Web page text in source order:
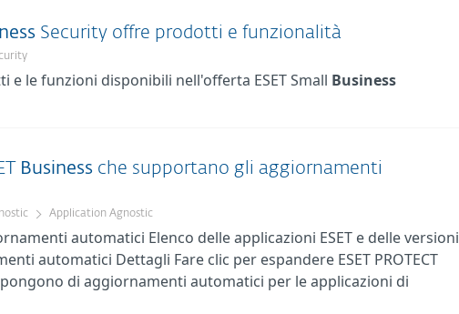
Security offre prodotti e funzionalità
e le funzioni disponibili nell'offerta ESET Small Business
Business che supportano gli aggiornamenti
Application Agnostic
automatici Elenco delle applicazioni ESET e delle versioni
automatici Dettagli Fare clic per espandere ESET PROTECT
di aggiornamenti automatici per le applicazioni di